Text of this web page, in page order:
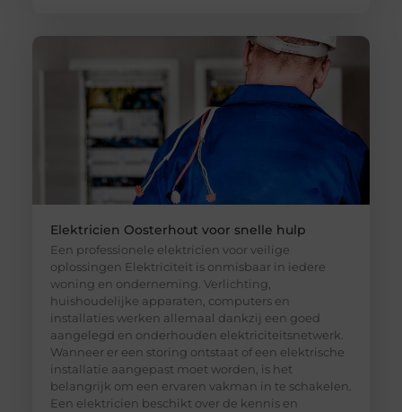
Elektricien Oosterhout voor snelle hulp
Een professionele elektricien voor veilige
oplossingen Elektriciteit is onmisbaar in iedere
woning en onderneming. Verlichting,
huishoudelijke apparaten, computers en
installaties werken allemaal dankzij een goed
aangelegd en onderhouden elektriciteitsnetwerk.
Wanneer er een storing ontstaat of een elektrische
installatie aangepast moet worden, is het
belangrijk om een ervaren vakman in te schakelen.
Een elektricien beschikt over de kennis en